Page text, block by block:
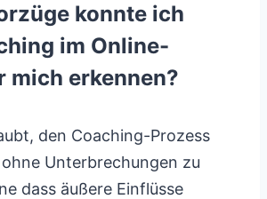
konnte ich
im Online-
mich erkennen?
den Coaching-Prozess
Unterbrechungen zu
dass äußere Einflüsse